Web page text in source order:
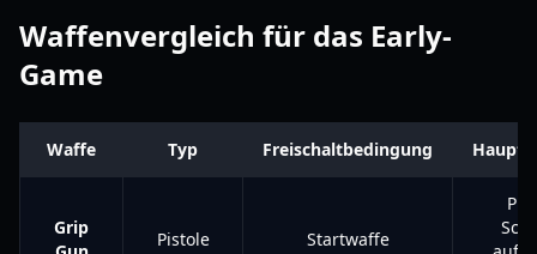
Waffenvergleich für das Early-
Game
Waffe Typ Freischaltbedingung
Grip
Pistole Startwaffe